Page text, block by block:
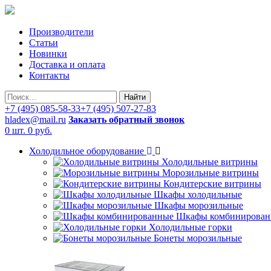
Производители
Статьи
Новинки
Доставка и оплата
Контакты
Найти
+7 (495) 085-58-33+7 (495) 507-27-83
hladex@mail.ru Заказать обратный звонок
0 шт. 0 руб.
Холодильное оборудование
Холодильные витрины
Морозильные витрины
Кондитерские витрины
Шкафы холодильные
Шкафы морозильные
Шкафы
Холодильные горки
Бонеты морозильные